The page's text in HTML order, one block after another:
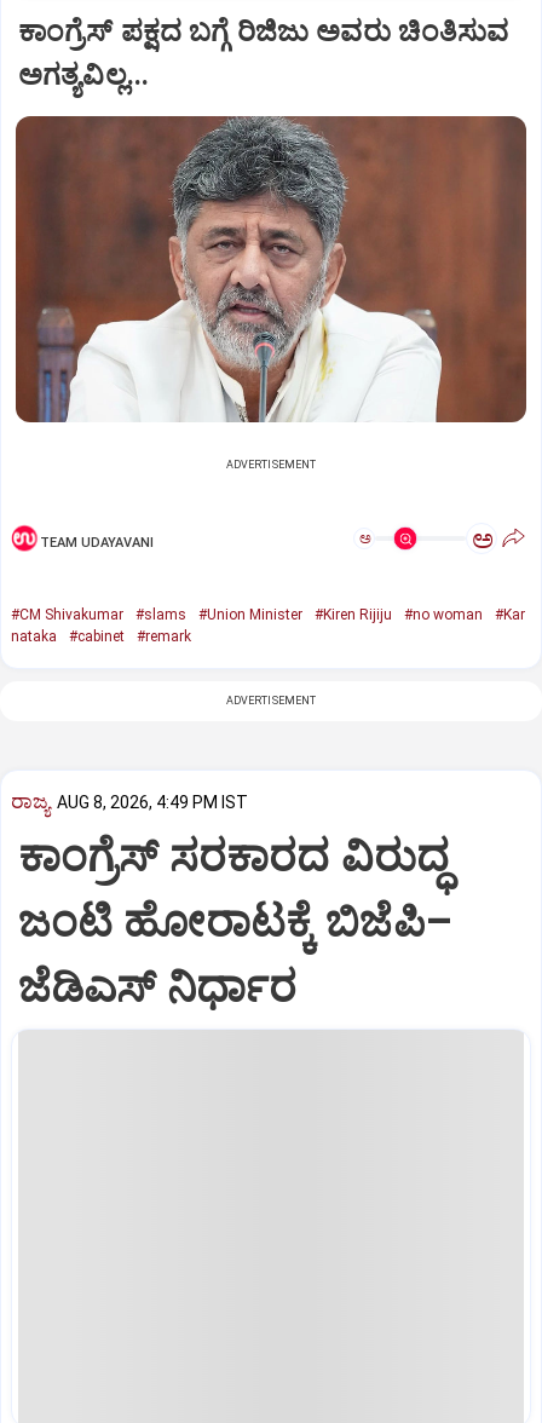
ಕಾಂಗ್ರೆಸ್ ಪಕ್ಷದ ಬಗ್ಗೆ ರಿಜಿಜು ಅವರು ಚಿಂತಿಸುವ
ಅಗತ್ಯವಿಲ್ಲ...
ADVERTISEMENT
TEAM UDAYAVANI ಅ ಅ
#CM Shivakumar #slams #Union Minister #Kiren Rijiju #no woman
#Kar
nataka
#cabinet #remark
ADVERTISEMENT
ರಾಜ್ಯ AUG 8, 2026, 4:49 PM IST
ಕಾಂಗ್ರೆಸ್‌ ಸರಕಾರದ ವಿರುದ್ಧ
ಜಂಟಿ ಹೋರಾಟಕ್ಕೆ ಬಿಜೆಪಿ–
ಜೆಡಿಎಸ್‌ ನಿರ್ಧಾರ